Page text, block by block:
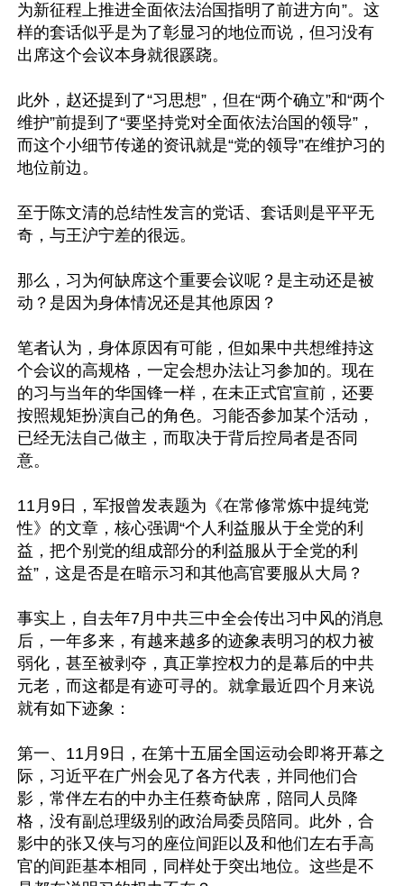
为新征程上推进全面依法治国指明了前进方向”。这
样的套话似乎是为了彰显习的地位而说，但习没有
出席这个会议本身就很蹊跷。
此外，赵还提到了“习思想”，但在“两个确立”和“两个
维护”前提到了“要坚持党对全面依法治国的领导”，
而这个小细节传递的资讯就是“党的领导”在维护习的
地位前边。
至于陈文清的总结性发言的党话、套话则是平平无
奇，与王沪宁差的很远。
那么，习为何缺席这个重要会议呢？是主动还是被
动？是因为身体情况还是其他原因？
笔者认为，身体原因有可能，但如果中共想维持这
个会议的高规格，一定会想办法让习参加的。现在
的习与当年的华国锋一样，在未正式官宣前，还要
按照规矩扮演自己的角色。习能否参加某个活动，
已经无法自己做主，而取决于背后控局者是否同
意。
11月9日，军报曾发表题为《在常修常炼中提纯党
性》的文章，核心强调“个人利益服从于全党的利
益，把个别党的组成部分的利益服从于全党的利
益”，这是否是在暗示习和其他高官要服从大局？
事实上，自去年7月中共三中全会传出习中风的消息
后，一年多来，有越来越多的迹象表明习的权力被
弱化，甚至被剥夺，真正掌控权力的是幕后的中共
元老，而这都是有迹可寻的。就拿最近四个月来说
就有如下迹象：
第一、11月9日，在第十五届全国运动会即将开幕之
际，习近平在广州会见了各方代表，并同他们合
影，常伴左右的中办主任蔡奇缺席，陪同人员降
格，没有副总理级别的政治局委员陪同。此外，合
影中的张又侠与习的座位间距以及和他们左右手高
官的间距基本相同，同样处于突出地位。这些是不